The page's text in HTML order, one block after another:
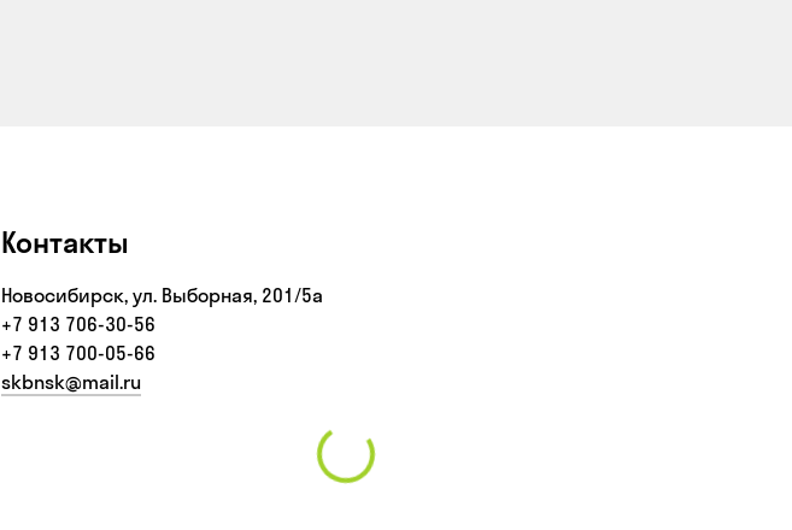
Контакты
Новосибирск, ул. Выборная, 201/5а
+7 913 706-30-56‬
+7 913 700-05-66
skbnsk@mail.ru